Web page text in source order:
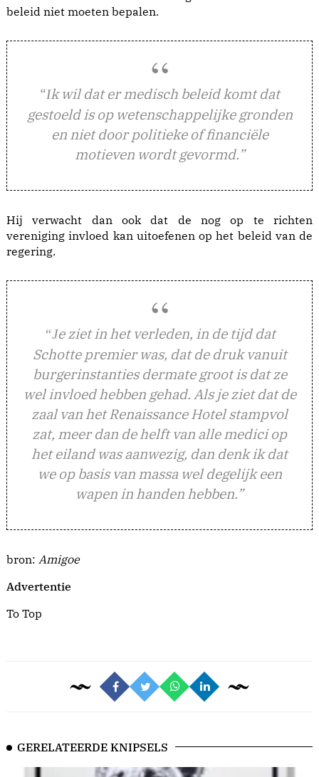
beleid niet moeten bepalen.
“Ik wil dat er medisch beleid komt dat
gestoeld is op wetenschappelijke gronden
en niet door politieke of financiële
motieven wordt gevormd.”
Hij verwacht dan ook dat de nog op te richten
vereniging invloed kan uitoefenen op het beleid van de
regering.
“Je ziet in het verleden, in de tijd dat
Schotte premier was, dat de druk vanuit
burgerinstanties dermate groot is dat ze
wel invloed hebben gehad. Als je ziet dat de
zaal van het Renaissance Hotel stampvol
zat, meer dan de helft van alle medici op
het eiland was aanwezig, dan denk ik dat
we op basis van massa wel degelijk een
wapen in handen hebben.”
bron: Amigoe
Advertentie
To Top
GERELATEERDE KNIPSELS